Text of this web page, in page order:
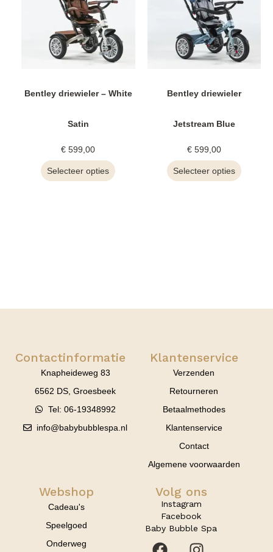
Bentley driewieler – White
Satin
€ 599,00
Selecteer opties
Bentley driewieler
Jetstream Blue
€599,00
Selecteer opties
Contactinformatie
Knapheideweg 83
6562 DS, Groesbeek
Tel: 06-19348992
info@babybubblespa.nl
Klantenservice
Verzenden
Retourneren
Betaalmethodes
Klantenservice
Contact
Algemene voorwaarden
Webshop
Cadeau's
Speelgoed
Onderweg
Volg ons
Instagram
Facebook
Baby Bubble Spa